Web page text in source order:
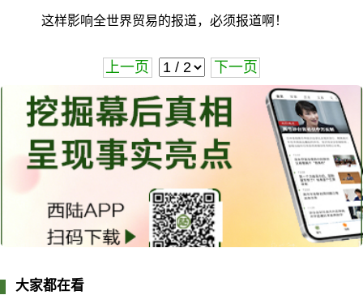
这样影响全世界贸易的报道，必须报道啊！
上一页 下一页
大家都在看